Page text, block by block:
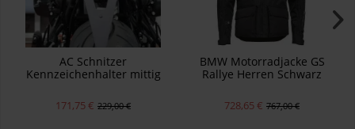
AC Schnitzer
Kennzeichenhalter mittig
PROBEVERBAU
171,75 € 229,00 €
BMW Motorradjacke GS
Rallye Herren Schwarz
728,65 € 767,00 €